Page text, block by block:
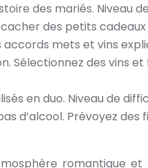
des mariés. Niveau
des petits
mets et vins
Sélectionnez des vins
en duo. Niveau de
d’alcool. Prévoyez
romantique et